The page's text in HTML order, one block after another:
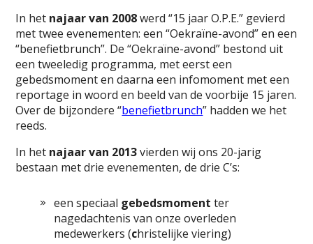
In het najaar van 2008werd “15 jaar O.P.E.” gevierd
met twee evenementen: een “Oekraïne-avond” en een
“benefietbrunch”. De “Oekraïne-avond” bestond uit
een tweeledig programma, met eerst een
gebedsmoment en daarna een infomoment met een
reportage in woord en beeld van de voorbije 15 jaren.
Over de bijzondere “benefietbrunch” hadden we het
reeds.
In het najaar van 2013vierden wij ons 20-jarig
bestaan met drie evenementen, de drie C’s:
een speciaal gebedsmoment ter
nagedachtenis van onze overleden
medewerkers (christelijke viering)